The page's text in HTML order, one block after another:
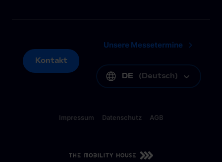
Kontakt
Kontakt
Unsere Messetermine
DE (Deutsch)
Impressum Datenschutz AGB